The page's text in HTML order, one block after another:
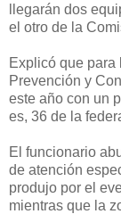
llegarán dos
el otro de la
Explicó que para
Prevención y
este año con un
es, 36 de la
El funcionario
de atención
produjo por el
mientras que la